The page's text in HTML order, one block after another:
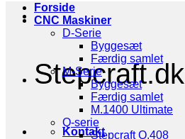
Stepcraft.dk
Kontakt
Forside
CNC Maskiner
D-Serie
Byggesæt
Færdig samlet
M-Serie
Byggesæt
Færdig samlet
M.1400 Ultimate
Q-serie
Stepcraft Q.408